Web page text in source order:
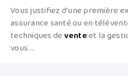
Vous justifiez d'une première
assurance santé ou en
techniques deventeet la
vous ...